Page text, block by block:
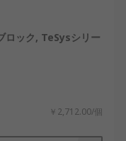
テムで活用
点を介して
ができ、風
されます。
な管理により
のスマートシ
ック, TeSysシリー
￥2,712.00/個